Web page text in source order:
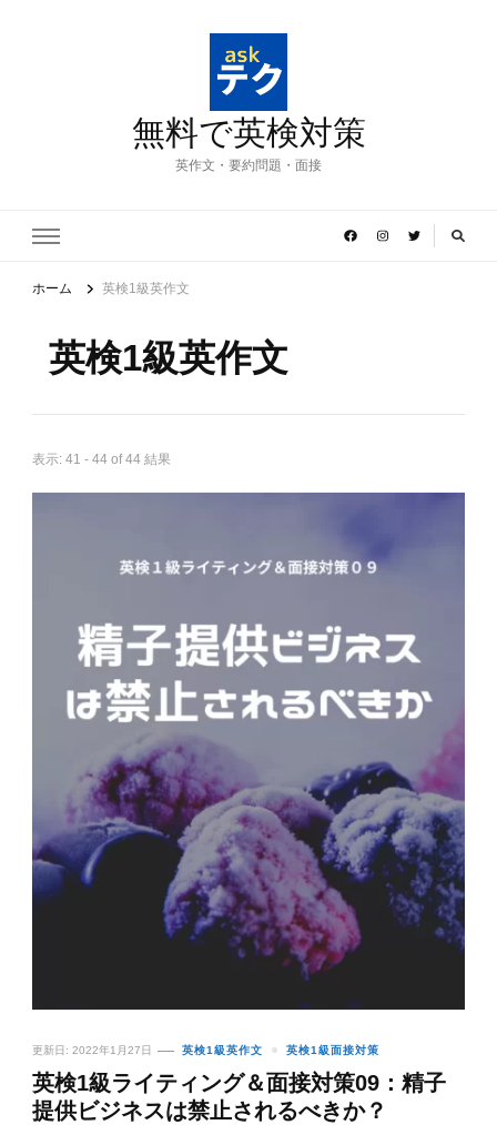
無料で英検対策
英作文・要約問題・面接
ホーム 英検1級英作文
英検1級英作文
表示: 41 - 44 of 44 結果
更新日: 2022年1月27日 英検1級英作文 英検1級面接対策
英検1級ライティング＆面接対策09：精子
提供ビジネスは禁止されるべきか？